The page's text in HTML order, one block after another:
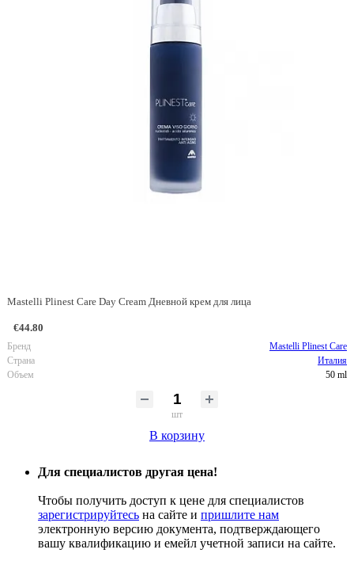
Mastelli Plinest Care Day Cream Дневной крем для лица
€44.80
Бренд
Mastelli Plinest Care
Страна
Италия
Объем
50 ml
шт
В корзину
Для специалистов другая цена!
Чтобы получить доступ к цене для специалистов
зарегистрируйтесь на сайте и пришлите нам
электронную версию документа, подтверждающего
вашу квалификацию и емейл учетной записи на сайте.